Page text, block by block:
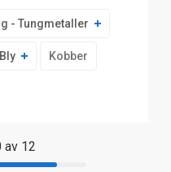
- Tungmetaller
Bly Kobber
av 12